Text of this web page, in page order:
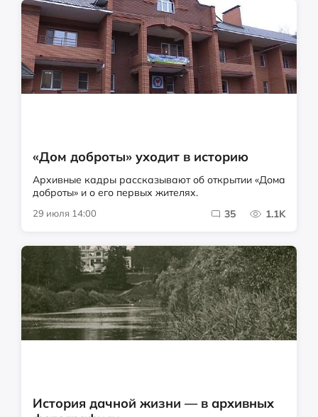
«Дом доброты» уходит в историю
Архивные кадры рассказывают об открытии «Дома
доброты» и о его первых жителях.
29 июля 14:00 35 1.1K
История дачной жизни — в архивных